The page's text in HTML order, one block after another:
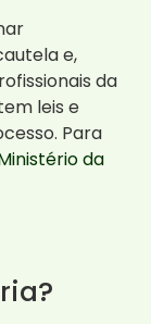
e,
da
leis e
Para
da